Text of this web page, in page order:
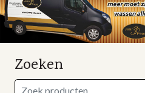
Zoeken
Zoeken